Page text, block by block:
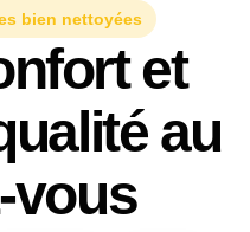
bien nettoyées
et
au
vous